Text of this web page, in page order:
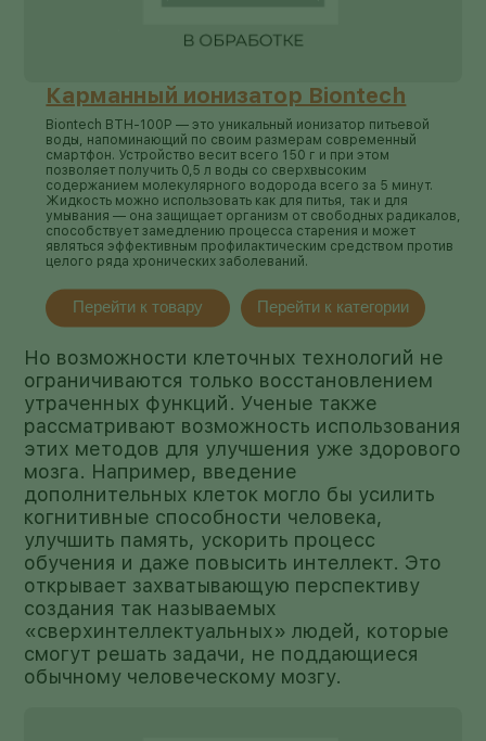
Карманный ионизатор Biontech
Biontech BTH-100P — это уникальный ионизатор питьевой
воды, напоминающий по своим размерам современный
смартфон. Устройство весит всего 150 г и при этом
позволяет получить 0,5 л воды со сверхвысоким
содержанием молекулярного водорода всего за 5 минут.
Жидкость можно использовать как для питья, так и для
умывания — она защищает организм от свободных радикалов,
способствует замедлению процесса старения и может
являться эффективным профилактическим средством против
целого ряда хронических заболеваний.
Перейти к товару Перейти к категории
Но возможности клеточных технологий не
ограничиваются только восстановлением
утраченных функций. Ученые также
рассматривают возможность использования
этих методов для улучшения уже здорового
мозга. Например, введение
дополнительных клеток могло бы усилить
когнитивные способности человека,
улучшить память, ускорить процесс
обучения и даже повысить интеллект. Это
открывает захватывающую перспективу
создания так называемых
«сверхинтеллектуальных» людей, которые
смогут решать задачи, не поддающиеся
обычному человеческому мозгу.